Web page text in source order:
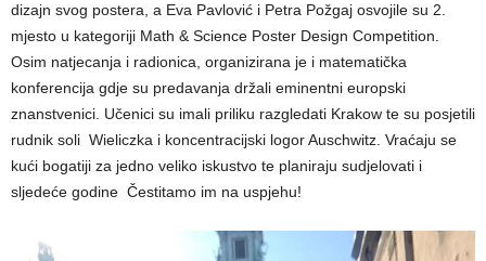
dizajn svog postera, a Eva Pavlović i Petra Požgaj osvojile su 2.
mjesto u kategoriji Math & Science Poster Design Competition.
Osim natjecanja i radionica, organizirana je i matematička
konferencija gdje su predavanja držali eminentni europski
znanstvenici. Učenici su imali priliku razgledati Krakow te su posjetili
rudnik soli Wieliczka i koncentracijski logor Auschwitz. Vraćaju se
kući bogatiji za jedno veliko iskustvo te planiraju sudjelovati i
sljedeće godine Čestitamo im na uspjehu!